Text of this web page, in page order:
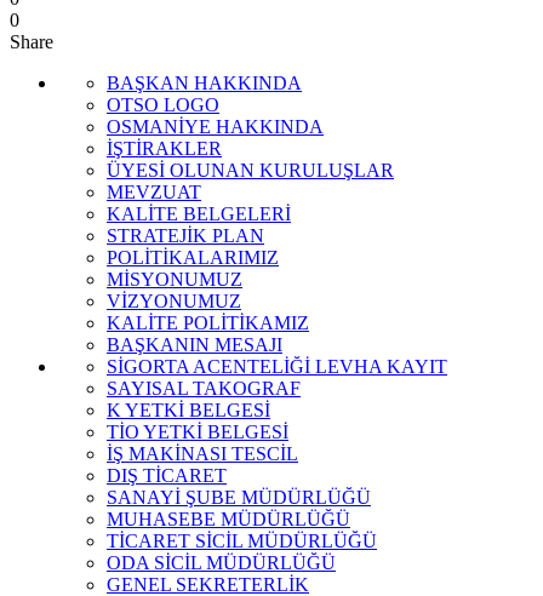
0
Share
BAŞKAN HAKKINDA
OTSO LOGO
OSMANİYE HAKKINDA
İŞTİRAKLER
ÜYESİ OLUNAN KURULUŞLAR
MEVZUAT
KALİTE BELGELERİ
STRATEJİK PLAN
POLİTİKALARIMIZ
MİSYONUMUZ
VİZYONUMUZ
KALİTE POLİTİKAMIZ
BAŞKANIN MESAJI
SİGORTA ACENTELİĞİ LEVHA KAYIT
SAYISAL TAKOGRAF
K YETKİ BELGESİ
TİO YETKİ BELGESİ
İŞ MAKİNASI TESCİL
DIŞ TİCARET
SANAYİ ŞUBE MÜDÜRLÜĞÜ
MUHASEBE MÜDÜRLÜĞÜ
TİCARET SİCİL MÜDÜRLÜĞÜ
ODA SİCİL MÜDÜRLÜĞÜ
GENEL SEKRETERLİK